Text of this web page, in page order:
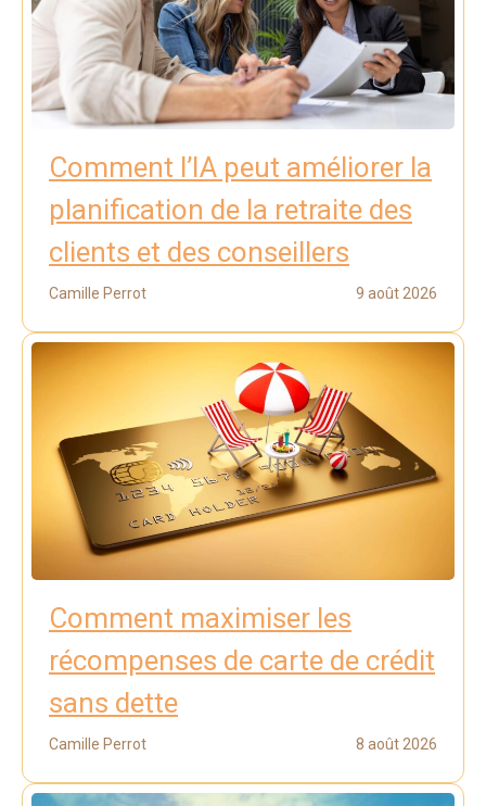
Comment l’IA peut améliorer la
planification de la retraite des
clients et des conseillers
Camille Perrot 9 août 2026
Comment maximiser les
récompenses de carte de crédit
sans dette
Camille Perrot 8 août 2026